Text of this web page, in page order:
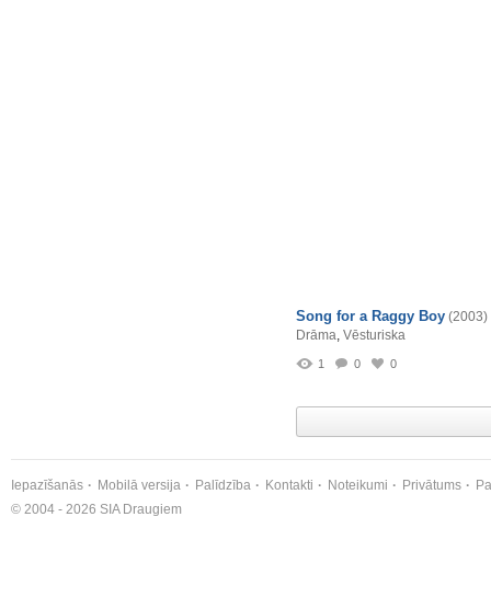
Song for a Raggy Boy (2003)
Drāma, Vēsturiska
1 0 0
Iepazīšanās Mobilā versija Palīdzība Kontakti Noteikumi Privātums
© 2004 - 2026 SIA Draugiem